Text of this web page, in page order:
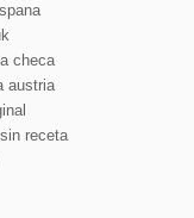
checa
austria
receta